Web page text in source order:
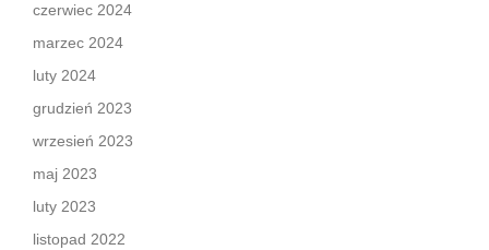
czerwiec 2024
marzec 2024
luty 2024
grudzień 2023
wrzesień 2023
maj 2023
luty 2023
listopad 2022